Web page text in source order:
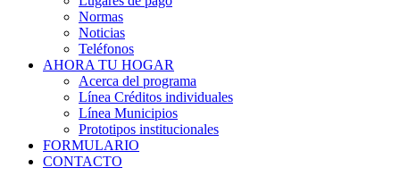
Normas
Noticias
Teléfonos
AHORA TU HOGAR
Acerca del programa
Línea Créditos individuales
Línea Municipios
Prototipos institucionales
FORMULARIO
CONTACTO